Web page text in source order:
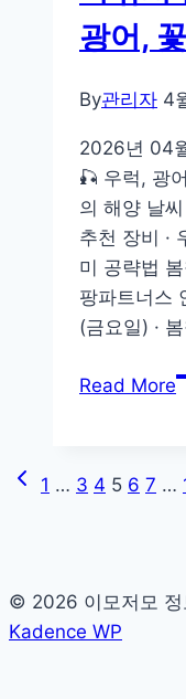
꽃
광어,
By관리자 4
2026년 04
🎣 우럭, 광
의 해양 날
추천 장비 ·
미 공략법
팡파트너스
(금요일) ·
Read More
Page
Previous
1 … 3 4 5 6 7 …
© 2026 이모저모
Kadence WP